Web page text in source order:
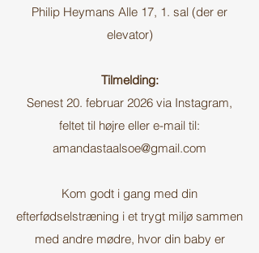
Philip Heymans Alle 17, 1. sal (der er
elevator)
Tilmelding:
Senest 20. februar 2026 via Instagram,
feltet til højre eller e-mail til:
amandastaalsoe@gmail.com
Kom godt i gang med din
efterfødselstræning i et trygt miljø sammen
med andre mødre, hvor din baby er